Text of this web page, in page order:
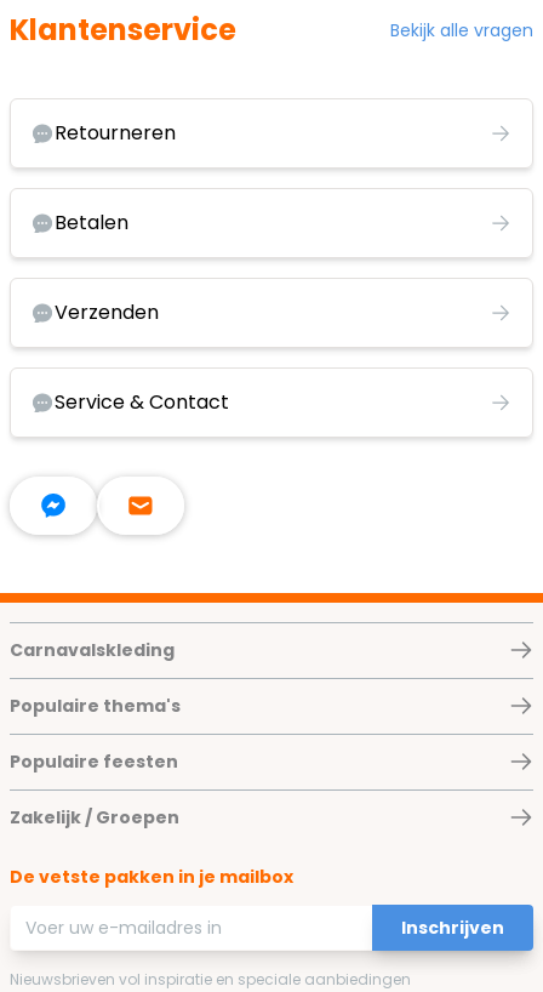
Klantenservice Bekijk alle vragen
Retourneren
Betalen
Verzenden
Service & Contact
Carnavalskleding
Populaire thema's
Populaire feesten
Zakelijk / Groepen
De vetste pakken in je mailbox
E-mailadres
Inschrijven
Nieuwsbrieven vol inspiratie en speciale aanbiedingen